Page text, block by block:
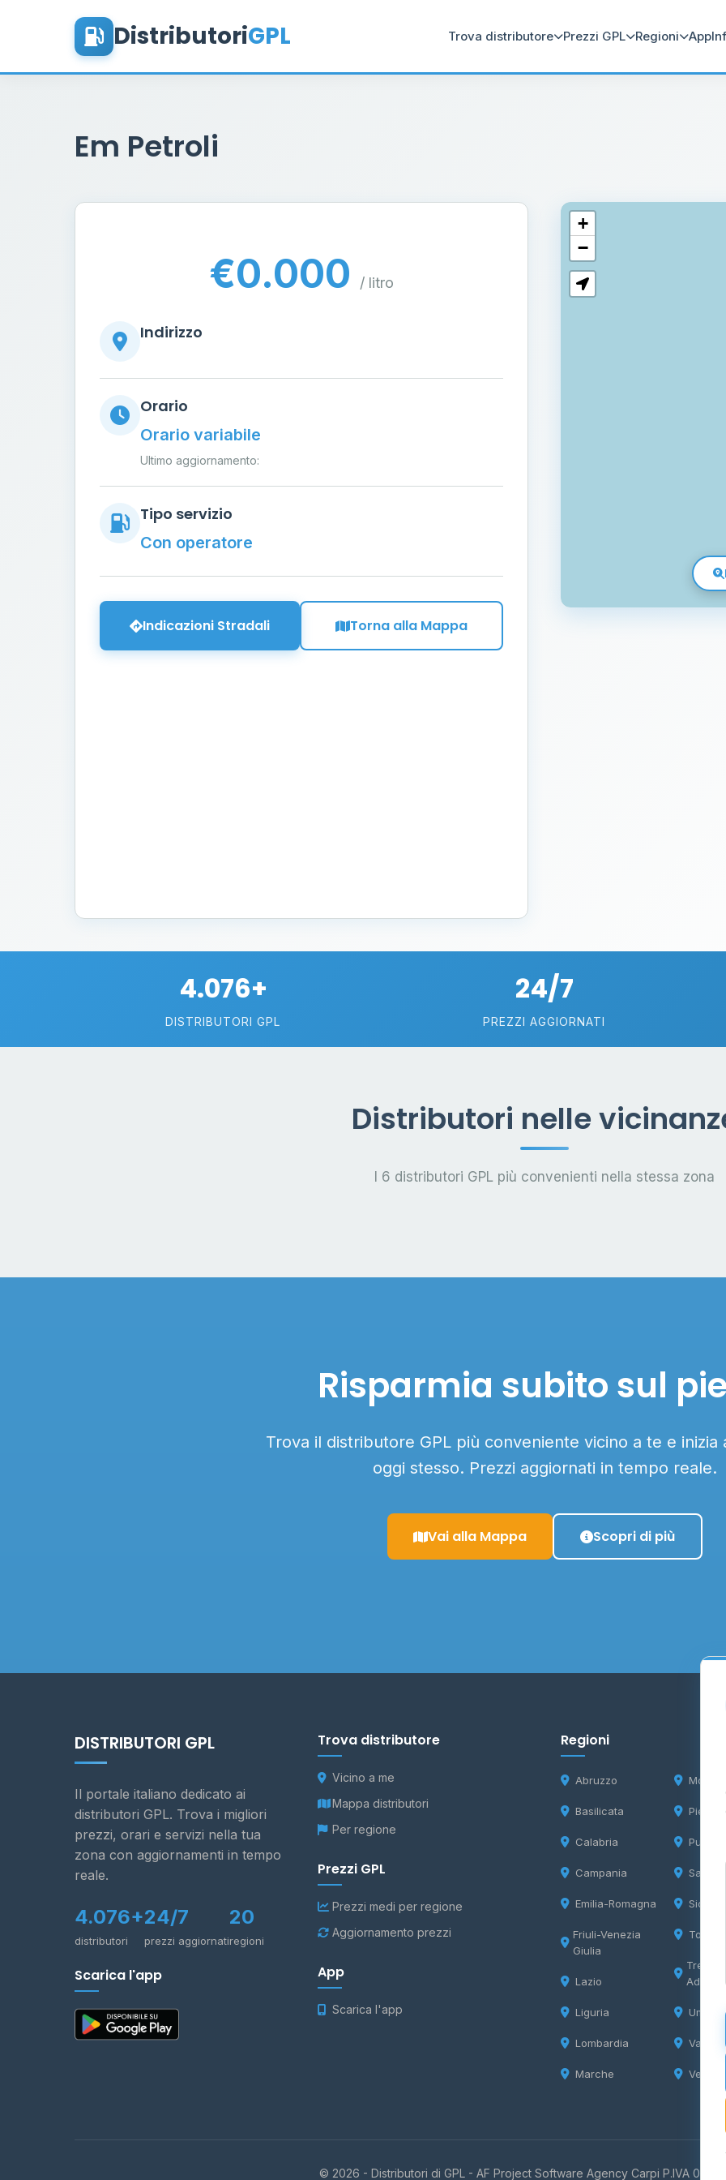
DistributoriGPL Trova distributore Prezzi GPL Regioni App
Em Petroli
€0.000 / litro
Indirizzo
Orario
Orario variabile
Ultimo aggiornamento:
Tipo servizio
Con operatore
Indicazioni Stradali Torna alla Mappa
+
−
4.076+
DISTRIBUTORI GPL
24/7
PREZZI AGGIORNATI
Distributori nelle
I 6 distributori GPL più convenienti nella stessa zona
Risparmia subito sul
Trova il distributore GPL più conveniente vicino a te e inizia
oggi stesso. Prezzi aggiornati in tempo reale.
Vai alla Mappa Scopri di più
DISTRIBUTORI GPL
Il portale italiano dedicato ai
distributori GPL. Trova i migliori
prezzi, orari e servizi nella tua
zona con aggiornamenti in tempo
reale.
4.076+
distributori
24/7
prezzi aggiornati
20
regioni
Scarica l'app
Trova distributore
Vicino a me
Mappa distributori
Per regione
Prezzi GPL
Prezzi medi per regione
Aggiornamento prezzi
App
Scarica l'app
Regioni
Abruzzo
Basilicata
Calabria
Campania
Emilia-Romagna
Friuli-Venezia
Giulia
Lazio
Liguria
Lombardia
Marche
Molise
Puglia
Sicilia
Toscana
Adige
Umbria
Valle
Veneto
© 2026 - Distributori di GPL - AF Project Software Agency Carpi P.IVA